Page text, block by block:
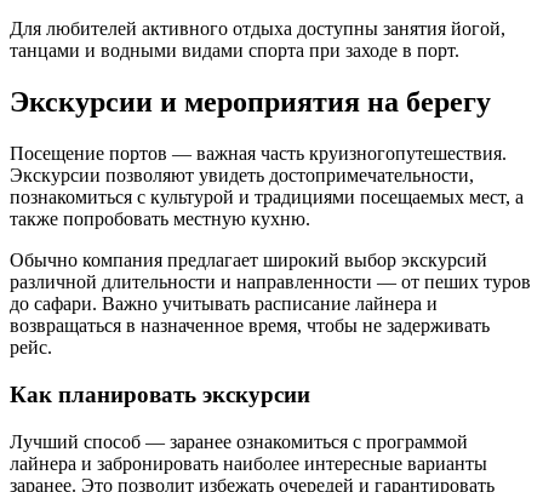
Для любителей активного отдыха доступны занятия йогой,
танцами и водными видами спорта при заходе в порт.
Экскурсии и мероприятия на берегу
Посещение портов — важная часть круизногопутешествия.
Экскурсии позволяют увидеть достопримечательности,
познакомиться с культурой и традициями посещаемых мест, а
также попробовать местную кухню.
Обычно компания предлагает широкий выбор экскурсий
различной длительности и направленности — от пеших туров
до сафари. Важно учитывать расписание лайнера и
возвращаться в назначенное время, чтобы не задерживать
рейс.
Как планировать экскурсии
Лучший способ — заранее ознакомиться с программой
лайнера и забронировать наиболее интересные варианты
заранее. Это позволит избежать очередей и гарантировать